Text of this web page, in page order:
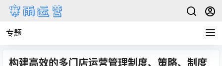
专题
构建高效的多门店运营管理制度、策略、制度